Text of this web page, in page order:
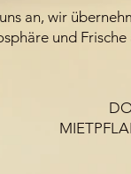
an, wir
und Frische